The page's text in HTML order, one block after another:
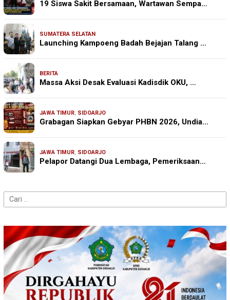
19 Siswa Sakit Bersamaan, Wartawan Sempa…
SUMATERA SELATAN
Launching Kampoeng Badah Bejajan Talang …
BERITA
Massa Aksi Desak Evaluasi Kadisdik OKU, …
JAWA TIMUR, SIDOARJO
Grabagan Siapkan Gebyar PHBN 2026, Undia…
JAWA TIMUR, SIDOARJO
Pelapor Datangi Dua Lembaga, Pemeriksaan…
Cari
untuk: